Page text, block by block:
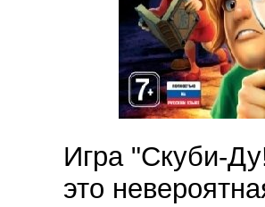
Игра "Скуби-
это